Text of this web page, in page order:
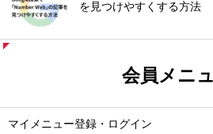
を見つけやすくする方法
会員メニ
マイメニュー登録・ログイン